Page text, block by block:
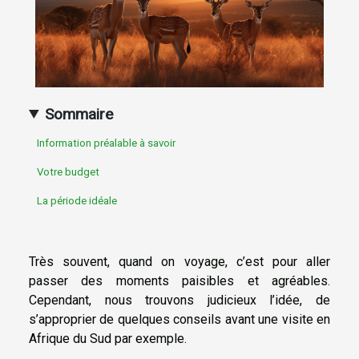
Sommaire
Information préalable à savoir
Votre budget
La période idéale
Très souvent, quand on voyage, c’est pour aller
passer des moments paisibles et agréables.
Cependant, nous trouvons judicieux l’idée, de
s’approprier de quelques conseils avant une visite en
Afrique du Sud par exemple.